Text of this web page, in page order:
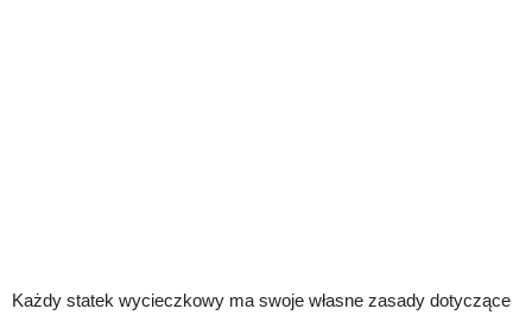
Każdy statek wycieczkowy ma swoje własne zasady dotyczące